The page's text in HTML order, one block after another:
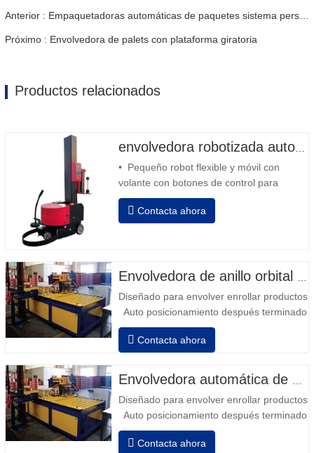
Próximo : Envolvedora de palets con plataforma giratoria
Productos relacionados
• Pequeño robot flexible y móvil con
volante con botones de control para
avanzar y retroceder • Operación fuera
de la columna • 2 baterías serie 12V / 110
tiempo de carga aprox. 8-10h…
Contacta ahora
Diseñado para envolver enrollar
Auto posicionamiento después
velocidad, estiramiento fuerza puede ser
Neumático superior plato a prensa bobina
Contacta ahora
Diseñado para envolver enrollar
Auto posicionamiento después
velocidad, estiramiento fuerza puede ser
Neumático superior plato a prensa bobina
Contacta ahora